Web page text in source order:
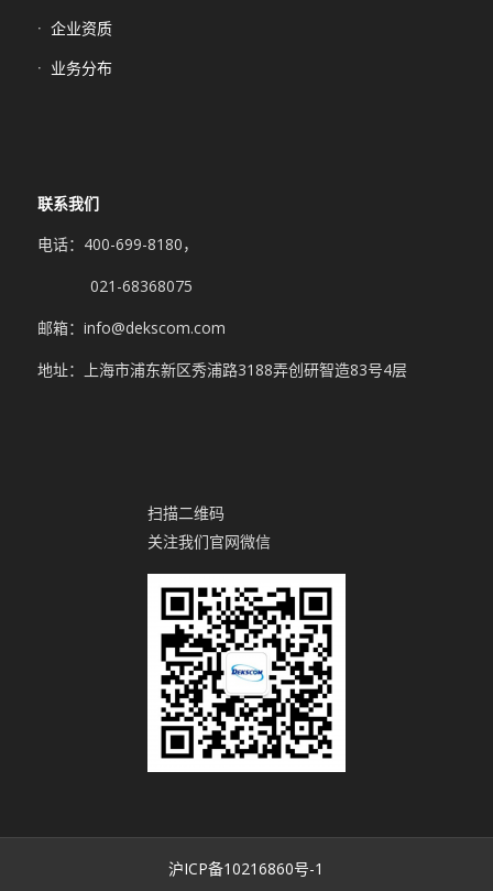
企业资质
业务分布
联系我们
电话：400-699-8180，
021-68368075
邮箱：info@dekscom.com
地址：上海市浦东新区秀浦路3188弄创研智造83号4层
扫描二维码
关注我们官网微信
沪ICP备10216860号-1